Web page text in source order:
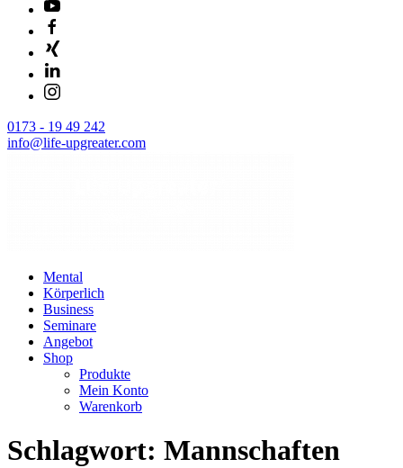
0173 - 19 49 242
info@life-upgreater.com
Mental
Körperlich
Business
Seminare
Angebot
Shop
Produkte
Mein Konto
Warenkorb
Schlagwort: Mannschaften